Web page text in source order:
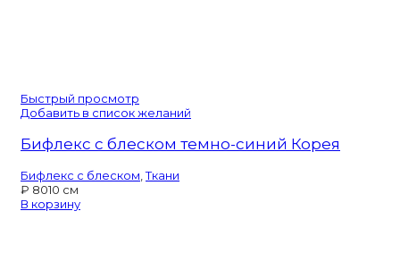
Быстрый просмотр
Добавить в список желаний
Бифлекс с блеском темно-синий Корея
Бифлекс с блеском ,Ткани
₽ 8010 см
В корзину